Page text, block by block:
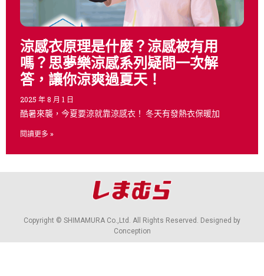
社員募集
涼感衣原理是什麼？涼感被有用
嗎？思夢樂涼感系列疑問一次解
答，讓你涼爽過夏天！
2025 年 8 月 1 日
酷暑來襲，今夏要涼就靠涼感衣！ 冬天有發熱衣保暖加
閱讀更多 »
Copyright © SHIMAMURA Co.,Ltd. All Rights Reserved. Designed by
Conception